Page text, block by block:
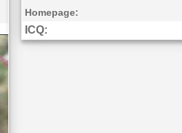
Homepage:
ICQ: